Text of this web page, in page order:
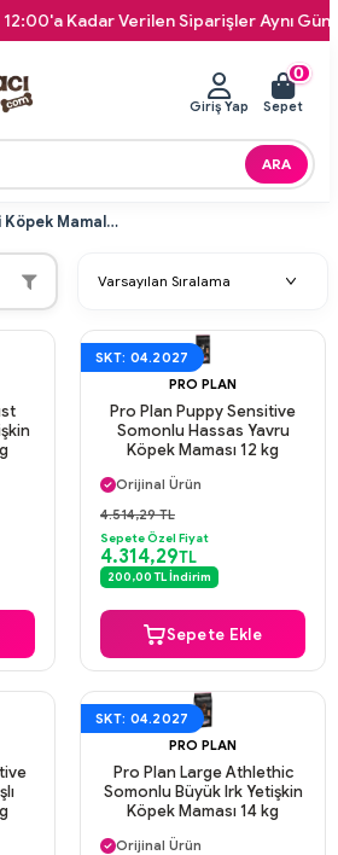
Kadar Verilen Siparişler Aynı Gün
ARA
Giriş Yap
0
Sepet
Pro Plan 12 Kg ve Üzeri Köpek Mamaları
SKT: 04.2027
PRO PLAN
Pro Plan Puppy Sensitive
Somonlu Hassas Yavru
Köpek Maması 12 kg
Aynı Gün Kargo
Orijinal Ürün
Güvenli Ödeme
Aynı Gün Kargo
4.514,29 TL
Sepete Özel Fiyat
4.314,29TL
200,00 TL İndirim
Sepete Ekle
SKT: 04.2027
PRO PLAN
Pro Plan Large Athlethic
Somonlu Büyük Irk Yetişkin
Köpek Maması 14 kg
Aynı Gün Kargo
Orijinal Ürün